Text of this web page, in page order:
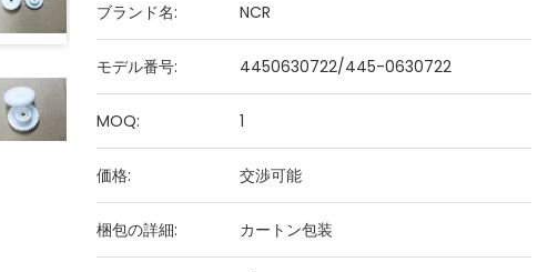
ブランド名: NCR
モデル番号: 4450630722/445-0630722
MOQ: 1
価格: 交渉可能
梱包の詳細: カートン包装